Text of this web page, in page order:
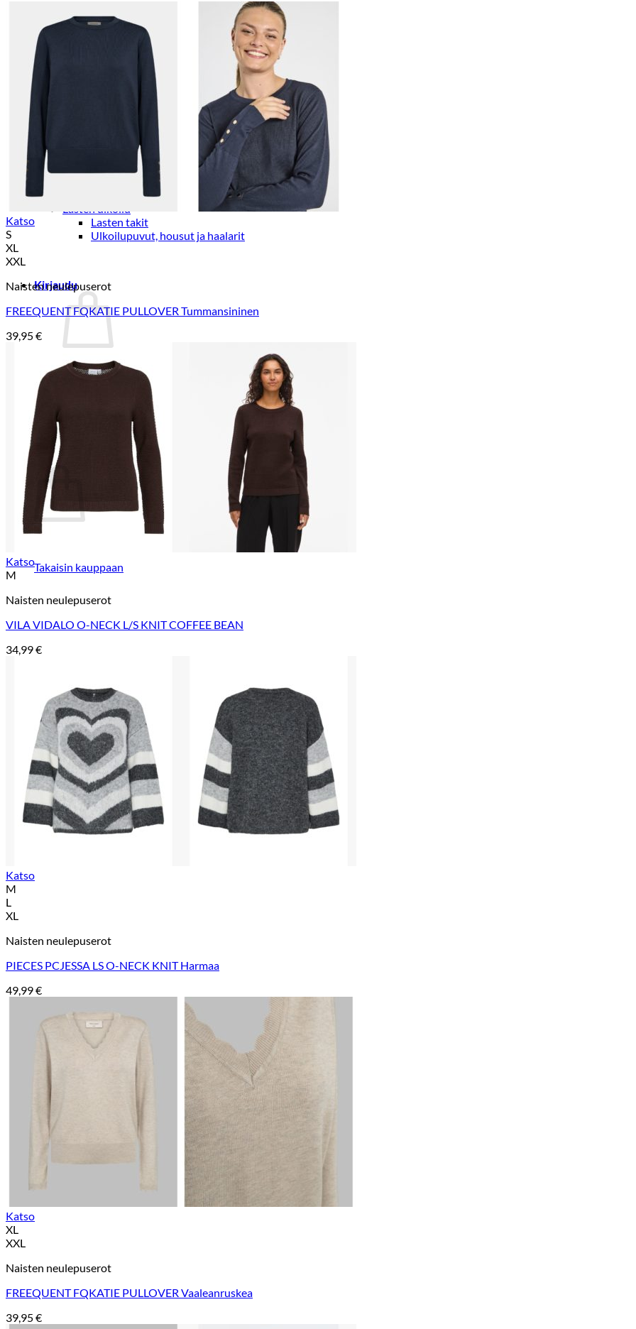
Liivit
Lasten housut
Lasten trikoo-ja collegehousut
Lasten farkut
Lasten shortsit
Lasten juhlahousut
Yöasut ja kylpytakit
Lasten yöpaidat
Lasten pyjamat
Kylpytakit
Lasten asusteet
Vyöt, käsineet,pipot, ym
Sukat, sukkahousut, ym
Lasten ulkoilu
Lasten takit
Ulkoilupuvut, housut ja haalarit
Kirjaudu
Ostoskori on tyhjä.
Takaisin kauppaan
Ostoskori
Takaisin kauppaan
Katso
S
XL
XXL
Naisten neulepuserot
FREEQUENT FQKATIE PULLOVER Tummansininen
39,95€
Katso
M
Naisten neulepuserot
VILA VIDALO O-NECK L/S KNIT COFFEE BEAN
34,99€
Katso
M
L
XL
Naisten neulepuserot
PIECES PCJESSA LS O-NECK KNIT Harmaa
49,99€
Katso
XL
XXL
Naisten neulepuserot
FREEQUENT FQKATIE PULLOVER Vaaleanruskea
39,95€